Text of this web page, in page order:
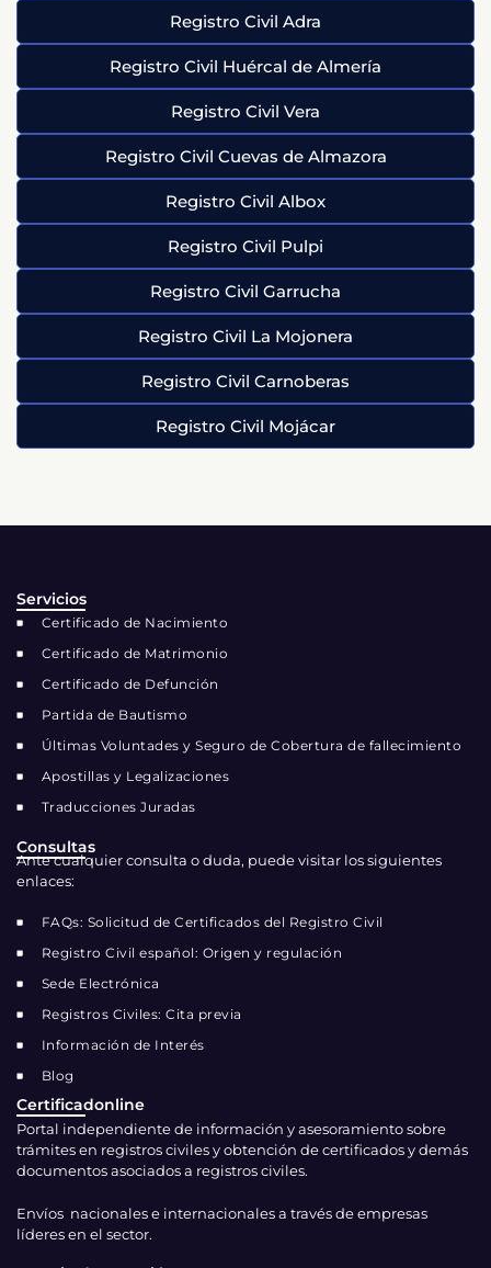
Registro Civil Adra
Registro Civil Huércal de Almería
Registro Civil Vera
Registro Civil Cuevas de Almazora
Registro Civil Albox
Registro Civil Pulpi
Registro Civil Garrucha
Registro Civil La Mojonera
Registro Civil Carnoberas
Registro Civil Mojácar
Certificadonline
Portal independiente de información y asesoramiento sobre
trámites en registros civiles y obtención de certificados y demás
documentos asociados a registros civiles.
Envíos nacionales e internacionales a través de empresas
líderes en el sector.
Consultas
Ante cualquier consulta o duda, puede visitar los siguientes
enlaces:
FAQs: Solicitud de Certificados del Registro Civil
Registro Civil español: Origen y regulación
Sede Electrónica
Registros Civiles: Cita previa
Información de Interés
Blog
Servicios
Certificado de Nacimiento
Certificado de Matrimonio
Certificado de Defunción
Partida de Bautismo
Últimas Voluntades y Seguro de Cobertura de fallecimiento
Apostillas y Legalizaciones
Traducciones Juradas